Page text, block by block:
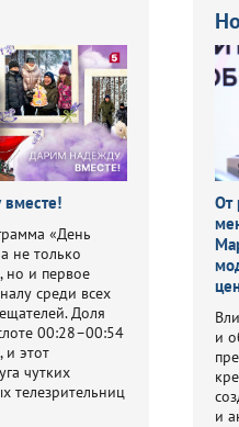
«День
не только
но и первое
среди всех
Доля
00:28–00:54
и этот
чутких
телезрительниц
От
и
и